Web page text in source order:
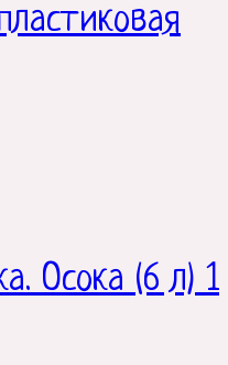
Осока (6 л) 1